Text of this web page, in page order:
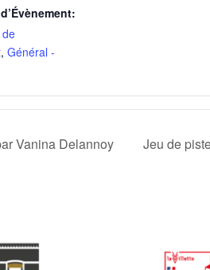
, Général -
Vanina Delannoy Jeu de